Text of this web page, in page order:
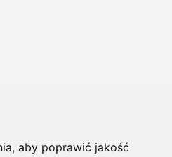
aby poprawić jakość